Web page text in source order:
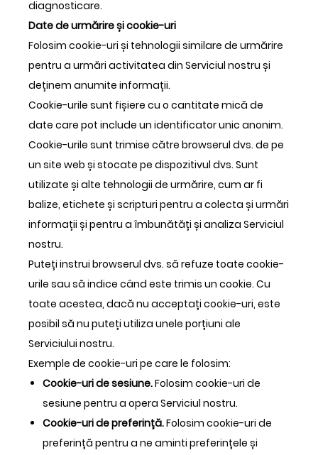
diagnosticare.
Date de urmărire și cookie-uri
Folosim cookie-uri și tehnologii similare de urmărire
pentru a urmări activitatea din Serviciul nostru și
deținem anumite informații.
Cookie-urile sunt fișiere cu o cantitate mică de
date care pot include un identificator unic anonim.
Cookie-urile sunt trimise către browserul dvs. de pe
un site web și stocate pe dispozitivul dvs. Sunt
utilizate și alte tehnologii de urmărire, cum ar fi
balize, etichete și scripturi pentru a colecta și urmări
informații și pentru a îmbunătăți și analiza Serviciul
nostru.
Puteți instrui browserul dvs. să refuze toate cookie-
urile sau să indice când este trimis un cookie. Cu
toate acestea, dacă nu acceptați cookie-uri, este
posibil să nu puteți utiliza unele porțiuni ale
Serviciului nostru.
Exemple de cookie-uri pe care le folosim:
Cookie-uri de sesiune.Folosim cookie-uri de
sesiune pentru a opera Serviciul nostru.
Cookie-uri de preferință.Folosim cookie-uri de
preferință pentru a ne aminti preferințele și